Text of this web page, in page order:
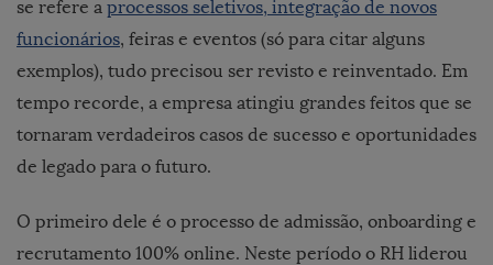
se refere a processos seletivos, integração de novos
funcionários, feiras e eventos (só para citar alguns
exemplos), tudo precisou ser revisto e reinventado. Em
tempo recorde, a empresa atingiu grandes feitos que se
tornaram verdadeiros casos de sucesso e oportunidades
de legado para o futuro.
O primeiro dele é o processo de admissão, onboarding e
recrutamento 100% online. Neste período o RH liderou